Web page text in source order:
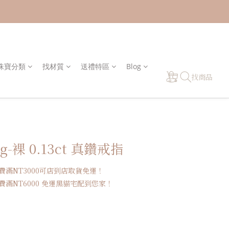
寶分類 找材質 送禮特區 Blog
找商品
裸 0.13ct 真鑽戒指
滿NT3000可店到店取貨免運！
滿NT6000 免運黑貓宅配到您家！